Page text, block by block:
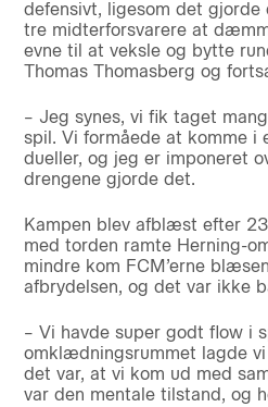
defensivt, ligesom det gjorde
tre midterforsvarere at
evne til at veksle og bytte
Thomas Thomasberg og
– Jeg synes, vi fik taget
spil. Vi formåede at komme i
dueller, og jeg er imponeret
drengene gjorde det.
Kampen blev afblæst efter
med torden ramte Herning-
mindre kom FCM’erne
afbrydelsen, og det var ikke
– Vi havde super godt flow i
omklædningsrummet lagde
det var, at vi kom ud med
var den mentale tilstand, og